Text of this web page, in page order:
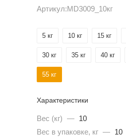
Артикул:MD3009_10кг
5 кг 10 кг 15 кг
30 кг 35 кг 40 кг
55 кг
Характеристики
Вес (кг) — 10
Вес в упаковке, кг — 10